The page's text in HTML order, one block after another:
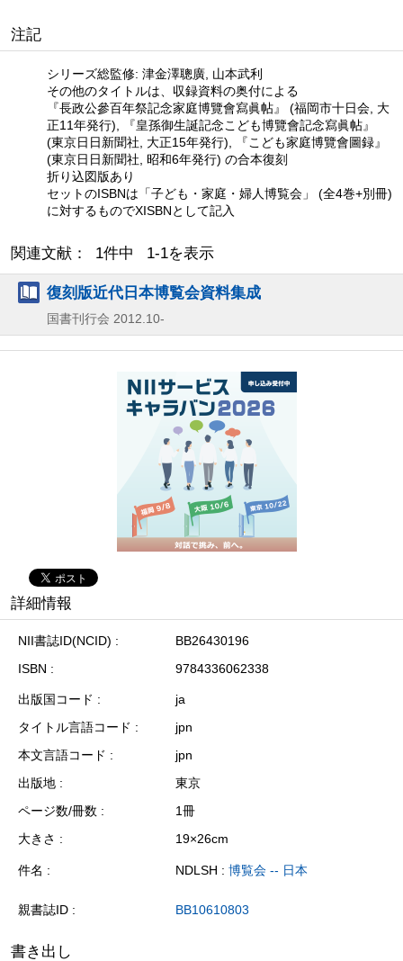
注記
シリーズ総監修: 津金澤聰廣, 山本武利
その他のタイトルは、収録資料の奥付による
『長政公參百年祭記念家庭博覽會寫眞帖』 (福岡市十日会, 大
正11年発行), 『皇孫御生誕記念こども博覽會記念寫眞帖』
(東京日日新聞社, 大正15年発行), 『こども家庭博覽會圖録』
(東京日日新聞社, 昭和6年発行) の合本復刻
折り込図版あり
セットのISBNは「子ども・家庭・婦人博覧会」 (全4巻+別冊)
に対するものでXISBNとして記入
関連文献： 1件中 1-1を表示
復刻版近代日本博覧会資料集成
国書刊行会 2012.10-
詳細情報
NII書誌ID(NCID)
BB26430196
ISBN
9784336062338
出版国コード
ja
タイトル言語コード
jpn
本文言語コード
jpn
出版地
東京
ページ数/冊数
1冊
大きさ
19×26cm
件名 NDLSH : 博覧会 -- 日本
親書誌ID BB10610803
書き出し